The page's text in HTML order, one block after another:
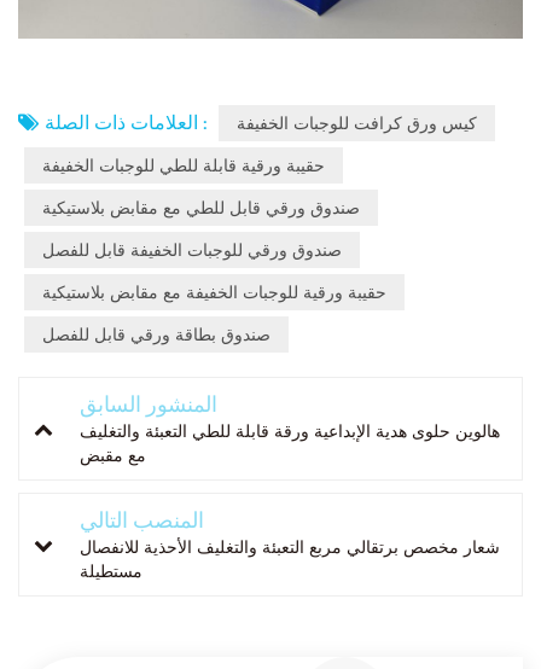
العلامات ذات الصلة :
كيس ورق كرافت للوجبات الخفيفة
حقيبة ورقية قابلة للطي للوجبات الخفيفة
صندوق ورقي قابل للطي مع مقابض بلاستيكية
صندوق ورقي للوجبات الخفيفة قابل للفصل
حقيبة ورقية للوجبات الخفيفة مع مقابض بلاستيكية
صندوق بطاقة ورقي قابل للفصل
المنشور السابق
هالوين حلوى هدية الإبداعية ورقة قابلة للطي التعبئة والتغليف
مع مقبض
المنصب التالي
شعار مخصص برتقالي مربع التعبئة والتغليف الأحذية للانفصال
مستطيلة